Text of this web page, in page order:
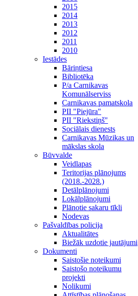
2015
2014
2013
2012
2011
2010
Iestādes
Bāriņtiesa
Bibliotēka
P/a Carnikavas
Komunālserviss
Carnikavas pamatskola
PII "Piejūra"
PII "Riekstiņš"
Sociālais dienests
Carnikavas Mūzikas un
mākslas skola
Būvvalde
Veidlapas
Teritorijas plānojums
(2018.-2028.)
Detālplānojumi
Lokālplānojumi
Plānotie sakaru tīkli
Nodevas
Pašvaldības policija
Aktualitātes
Biežāk uzdotie jautājumi
Dokumenti
Saistošie noteikumi
Saistošo noteikumu
projekti
Nolikumi